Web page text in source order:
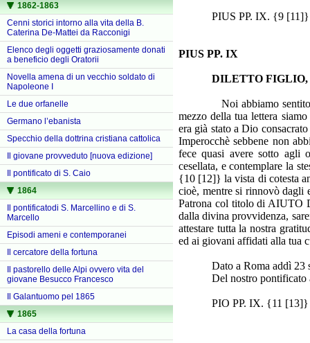
1862-1863
Cenni storici intorno alla vita della B.
Caterina De-Mattei da Racconigi
Elenco degli oggetti graziosamente donati
a beneficio degli Oratorii
Novella amena di un vecchio soldato di
Napoleone I
Le due orfanelle
Germano l’ebanista
Specchio della dottrina cristiana cattolica
Il giovane provveduto [nuova edizione]
Il pontificato di S. Caio
1864
Il pontificatodi S. Marcellino e di S.
Marcello
Episodi ameni e contemporanei
Il cercatore della fortuna
Il pastorello delle Alpi ovvero vita del
giovane Besucco Francesco
Il Galantuomo pel 1865
1865
La casa della fortuna
PIUS PP. IX. {9 [11]}
PIUS PP. IX
DILETTO FIGLIO,
Noi abbiamo sentito
mezzo della tua lettera
era già stato a Dio
Imperocchè sebbene non
fece quasi avere sotto agli
cesellata, e contemplare la
{10 [12]}la vista di cotesta
cioè, mentre si rinnovò dagli
Patrona col titolo di AIUTO
dalla divina provvidenza,
attestare tutta la nostra
ed ai giovani affidati alla tua
Dato a Roma addì 23
Del nostro pontificato
PIO PP. IX. {11 [13]}